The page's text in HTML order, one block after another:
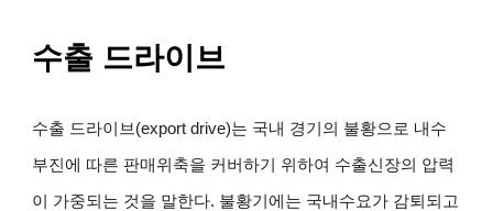
수출 드라이브
수출 드라이브(export drive)는 국내 경기의 불황으로 내수
부진에 따른 판매위축을 커버하기 위하여 수출신장의 압력
이 가중되는 것을 말한다. 불황기에는 국내수요가 감퇴되고